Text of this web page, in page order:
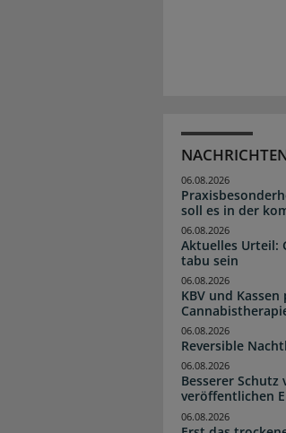
soll es in der
06.08.2026
Aktuelles Urteil:
tabu sein
06.08.2026
KBV und
06.08.2026
Reversible
06.08.2026
Besserer
veröffentlichen
06.08.2026
06.08.2026